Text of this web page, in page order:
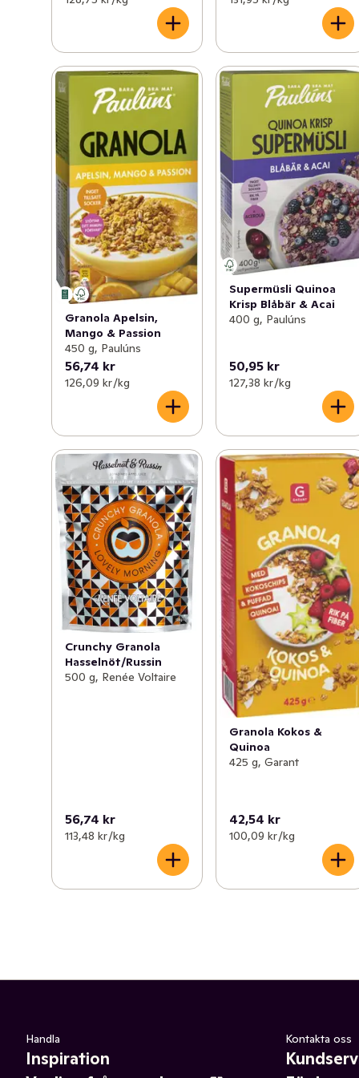
havregryn, ugnsrostade krispiga frön och en generös
mängd nötter och torkad frukt. De nötsmörsbakade
havregrynen bidrar till en mer mjuk konsistens och härlig
rik nötsmak och skapar en helt ny typ av
müsliupplevelse.
Råvarorna i produkten är utvalda lika mycket för sin
goda smak som för sitt höga näringsvärde. Dessutom är
den fullproppad med allt det goda som inte syns -
antioxidanter, vitaminer, mineraler, fiber och fullkorn.
Och helt utan tillsatser, tillsatt socker, sötningsmedel,
tomma kalorier och annat du inte behöver. Så varsågod,
njut av Paulúns Soft Müsli som en del i en välbalanserad
kost och en hälsosam livsstil. Mer information om
Paulúns och recept hittar du på pauluns.se.
Granola Apelsin,
Mango & Passion
450 g, Paulúns
56,74 kr
126,09 kr /kg
Supermüsli Quinoa
Krisp Blåbär & Acai
400 g, Paulúns
50,95 kr
127,38 kr /kg
Crunchy Granola
Hasselnöt/Russin
500 g, Renée Voltaire
56,74 kr
113,48 kr /kg
Granola Kokos &
Quinoa
425 g, Garant
42,54 kr
100,09 kr /kg
Handla
Inspiration
Kontakta oss